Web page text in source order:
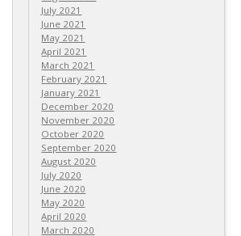
July 2021
June 2021
May 2021
April 2021
March 2021
February 2021
January 2021
December 2020
November 2020
October 2020
September 2020
August 2020
July 2020
June 2020
May 2020
April 2020
March 2020